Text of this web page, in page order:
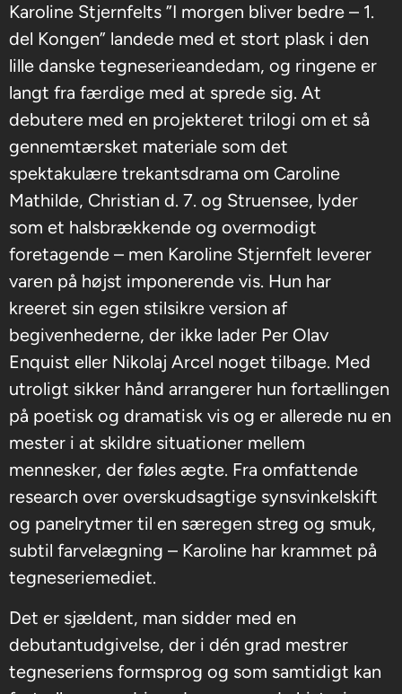
Karoline Stjernfelts ”I morgen bliver bedre – 1.
del Kongen” landede med et stort plask i den
lille danske tegneserieandedam, og ringene er
langt fra færdige med at sprede sig. At
debutere med en projekteret trilogi om et så
gennemtærsket materiale som det
spektakulære trekantsdrama om Caroline
Mathilde, Christian d. 7. og Struensee, lyder
som et halsbrækkende og overmodigt
foretagende – men Karoline Stjernfelt leverer
varen på højst imponerende vis. Hun har
kreeret sin egen stilsikre version af
begivenhederne, der ikke lader Per Olav
Enquist eller Nikolaj Arcel noget tilbage. Med
utroligt sikker hånd arrangerer hun fortællingen
på poetisk og dramatisk vis og er allerede nu en
mester i at skildre situationer mellem
mennesker, der føles ægte. Fra omfattende
research over overskudsagtige synsvinkelskift
og panelrytmer til en særegen streg og smuk,
subtil farvelægning – Karoline har krammet på
tegneseriemediet.
Det er sjældent, man sidder med en
debutantudgivelse, der i dén grad mestrer
tegneseriens formsprog og som samtidigt kan